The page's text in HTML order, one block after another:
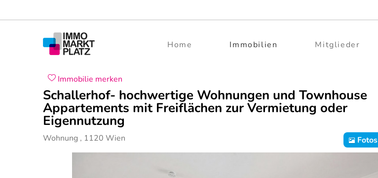
Home Immobilien Mitglieder
Immobilie merken
Schallerhof- hochwertige Wohnungen und Townhouse
Appartements mit Freiflächen zur Vermietung oder
Eigennutzung
Wohnung , 1120 Wien Fotos